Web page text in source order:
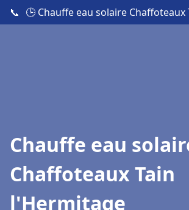
📞 🕒 Chauffe eau solaire
Chauffe eau
Chaffoteaux Tain
l'Hermitage